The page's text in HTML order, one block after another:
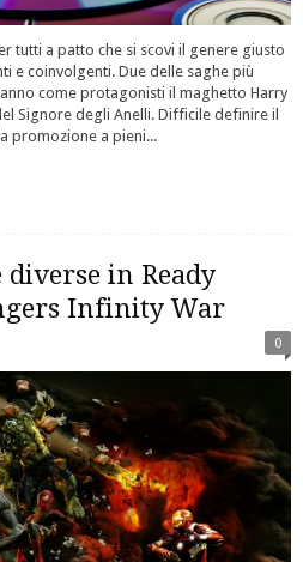
tutti a patto che si scovi il genere giusto
e coinvolgenti. Due delle saghe più
come protagonisti il maghetto Harry
Signore degli Anelli. Difficile definire il
promozione a pieni...
in Ready
Infinity War
0